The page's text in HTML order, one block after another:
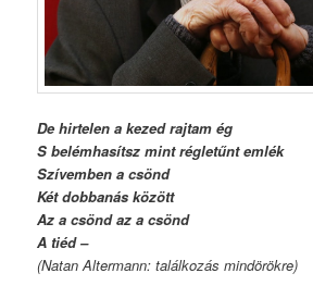
De hirtelen a kezed rajtam ég
S belémhasítsz mint régletűnt emlék
Szívemben a csönd
Két dobbanás között
Az a csönd az a csönd
A tiéd –
(Natan Altermann: találkozás mindörökre)